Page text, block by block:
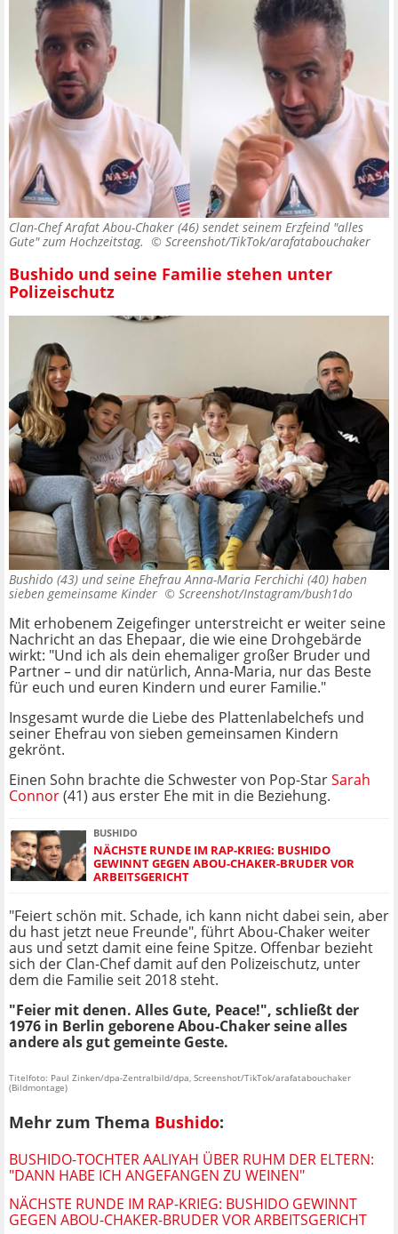
Clan-Chef Arafat Abou-Chaker (46) sendet seinem Erzfeind "alles
Gute" zum Hochzeitstag. © Screenshot/TikTok/arafatabouchaker
Bushido und seine Familie stehen unter
Polizeischutz
Bushido (43) und seine Ehefrau Anna-Maria Ferchichi (40) haben
sieben gemeinsame Kinder © Screenshot/Instagram/bush1do
Mit erhobenem Zeigefinger unterstreicht er weiter seine
Nachricht an das Ehepaar, die wie eine Drohgebärde
wirkt: "Und ich als dein ehemaliger großer Bruder und
Partner – und dir natürlich, Anna-Maria, nur das Beste
für euch und euren Kindern und eurer Familie."
Insgesamt wurde die Liebe des Plattenlabelchefs und
seiner Ehefrau von sieben gemeinsamen Kindern
gekrönt.
Einen Sohn brachte die Schwester von Pop-StarSarah
Connor(41) aus erster Ehe mit in die Beziehung.
BUSHIDO
NÄCHSTE RUNDE IM RAP-KRIEG: BUSHIDO
GEWINNT GEGEN ABOU-CHAKER-BRUDER VOR
ARBEITSGERICHT
"Feiert schön mit. Schade, ich kann nicht dabei sein, aber
du hast jetzt neue Freunde", führt Abou-Chaker weiter
aus und setzt damit eine feine Spitze. Offenbar bezieht
sich der Clan-Chef damit auf den Polizeischutz, unter
dem die Familie seit 2018 steht.
"Feier mit denen. Alles Gute, Peace!", schließt der
1976 in Berlin geborene Abou-Chaker seine alles
andere als gut gemeinte Geste.
Titelfoto: Paul Zinken/dpa-Zentralbild/dpa, Screenshot/TikTok/arafatabouchaker
(Bildmontage)
Mehr zum Thema Bushido:
BUSHIDO-TOCHTER AALIYAH ÜBER RUHM DER ELTERN:
"DANN HABE ICH ANGEFANGEN ZU WEINEN"
NÄCHSTE RUNDE IM RAP-KRIEG: BUSHIDO GEWINNT
GEGEN ABOU-CHAKER-BRUDER VOR ARBEITSGERICHT